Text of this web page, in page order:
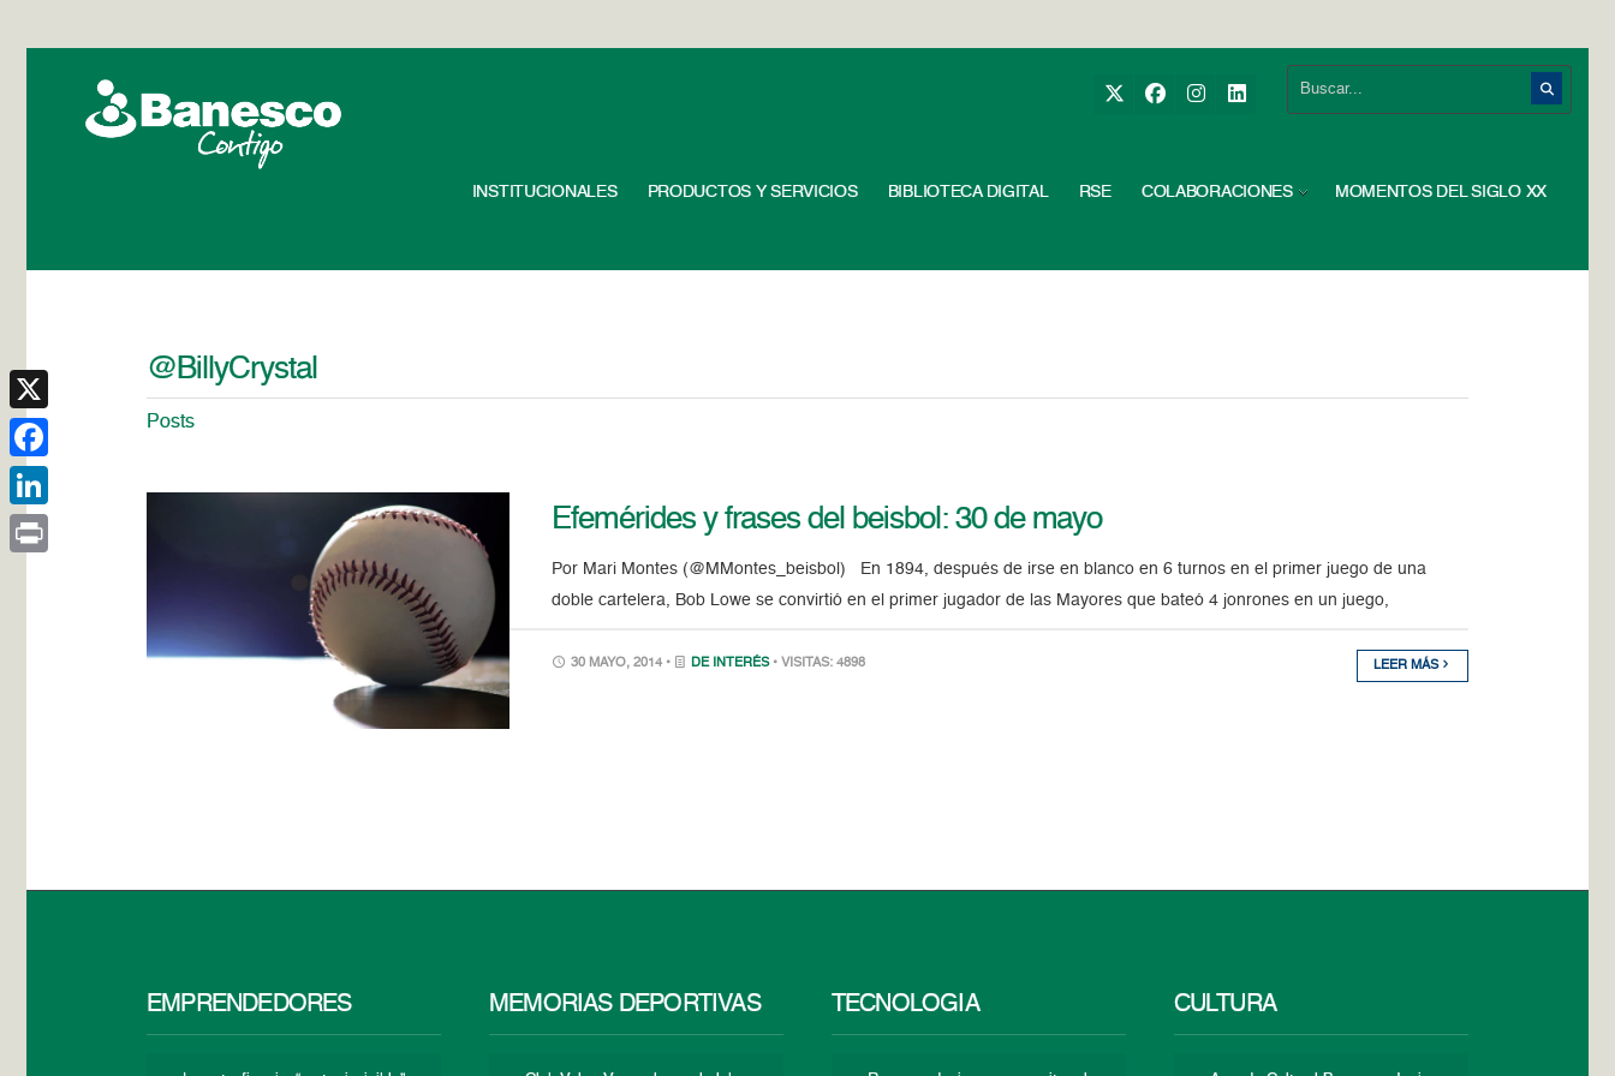
INSTITUCIONALES PRODUCTOS Y SERVICIOS BIBLIOTECA DIGITAL RSE COLABORACIONES MOMENTOS DEL SIGLO XX
@BillyCrystal
Posts
Efemérides y frases del beisbol: 30 de mayo
Por Mari Montes (@MMontes_beisbol) En 1894, después de irse en blanco en 6 turnos en el primer juego de una
doble cartelera, Bob Lowe se convirtió en el primer jugador de las Mayores que bateó 4 jonrones en un juego,
30 MAYO, 2014 • DE INTERÉS • VISITAS: 4898 LEER MÁS
EMPRENDEDORES MEMORIAS DEPORTIVAS TECNOLOGÍA CULTURA
X
Facebook
LinkedIn